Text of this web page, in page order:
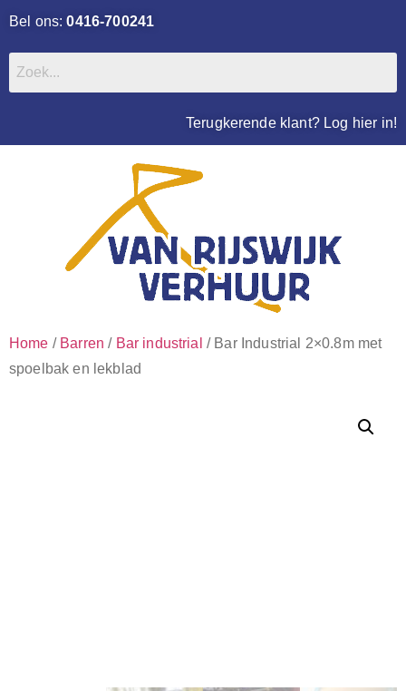
Bel ons:0416-700241
Terugkerende klant? Log hier in!
Home / Barren / Bar industrial / Bar Industrial 2×0.8m met
spoelbak en lekblad